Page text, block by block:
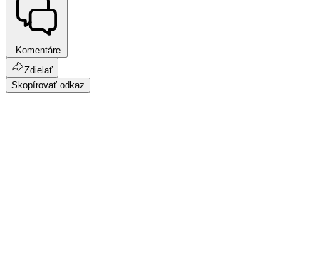
Komentáre
Zdielať
Skopírovať odkaz